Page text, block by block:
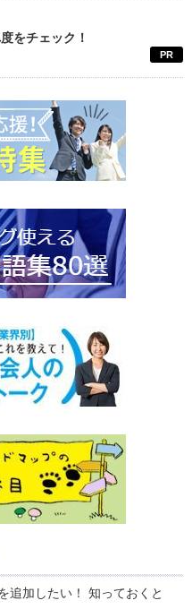
をチェック！
PR
追加したい！ 知っておくと